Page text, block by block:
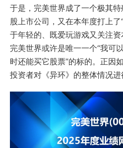
于是，完美世界成了一个极其
股上市公司，又在本年度打上
于年轻的、既爱玩游戏又关注资
完美世界或许是唯一一个“我可
时还能买它股票”的标的。正因
投资者对《异环》的整体情况进